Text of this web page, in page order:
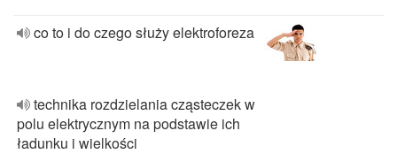
co to i do czego służy elektroforeza
technika rozdzielania cząsteczek w
polu elektrycznym na podstawie ich
ładunku i wielkości